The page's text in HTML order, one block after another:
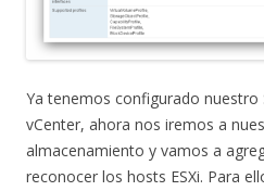
Ya tenemos configurado nuestro
vCenter, ahora nos iremos a
almacenamiento y vamos a
reconocer los hosts ESXi. Para